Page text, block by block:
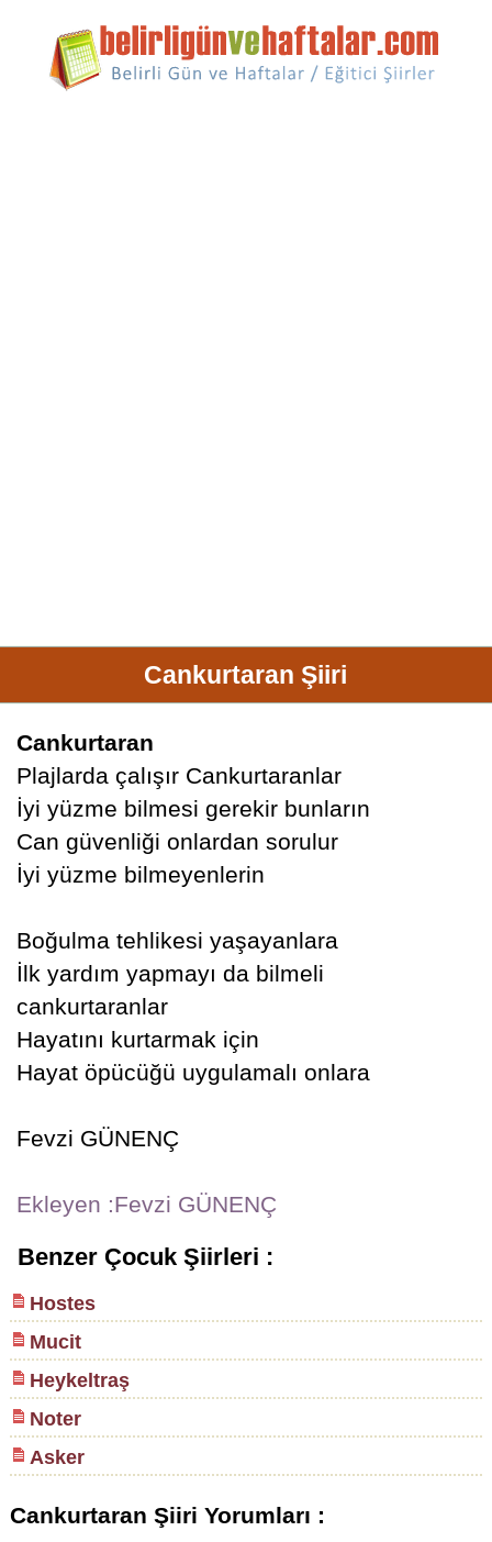
Cankurtaran Şiiri
Cankurtaran
Plajlarda çalışır Cankurtaranlar
İyi yüzme bilmesi gerekir bunların
Can güvenliği onlardan sorulur
İyi yüzme bilmeyenlerin
Boğulma tehlikesi yaşayanlara
İlk yardım yapmayı da bilmeli
cankurtaranlar
Hayatını kurtarmak için
Hayat öpücüğü uygulamalı onlara
Fevzi GÜNENÇ
Ekleyen :Fevzi GÜNENÇ
Benzer Çocuk Şiirleri :
Hostes
Mucit
Heykeltraş
Noter
Asker
Cankurtaran Şiiri Yorumları :